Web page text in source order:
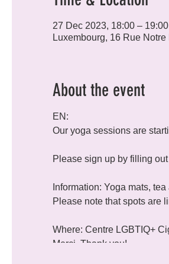
27 Dec 2023, 18:00 – 19:00
Luxembourg, 16 Rue
About the event
EN:
Our yoga sessions are
Please sign up by filling
Information: Yoga mats,
Please note that spots are
Where: Centre LGBTIQ+
Merci, Thank you!